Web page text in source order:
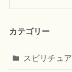
カテゴリー
スピリチュ